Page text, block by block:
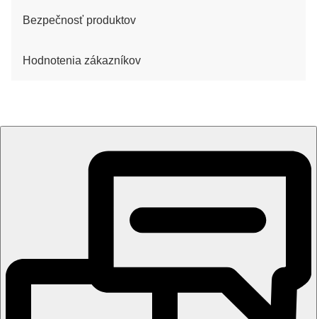
Bezpečnosť produktov
Hodnotenia zákazníkov